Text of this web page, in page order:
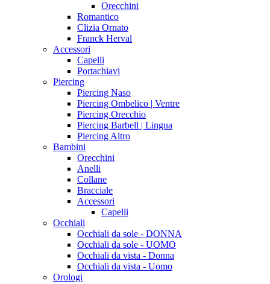
Orecchini
Romantico
Clizia Ornato
Franck Herval
Accessori
Capelli
Portachiavi
Piercing
Piercing Naso
Piercing Ombelico | Ventre
Piercing Orecchio
Piercing Barbell | Lingua
Piercing Altro
Bambini
Orecchini
Anelli
Collane
Bracciale
Accessori
Capelli
Occhiali
Occhiali da sole - DONNA
Occhiali da sole - UOMO
Occhiali da vista - Donna
Occhiali da vista - Uomo
Orologi